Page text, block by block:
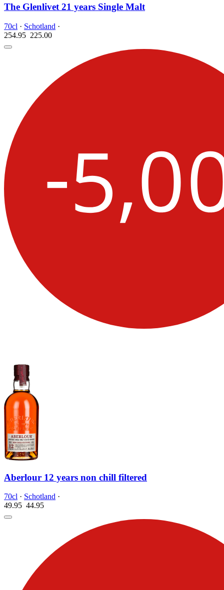
The Glenlivet 21 years Single Malt
70cl · Schotland ·
254.95 225.00
Aberlour 12 years non chill filtered
70cl · Schotland ·
49.95 44.95